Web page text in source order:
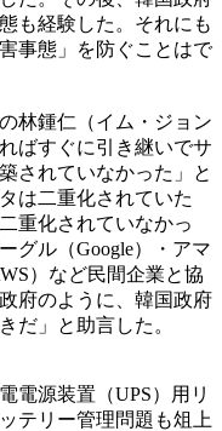
も経験した。それにも
事態」を防ぐことはで
林鍾仁（イム・ジョン
ばすぐに引き継いでサ
されていなかった」と
は二重化されていた
重化されていなかっ
グル（Google）・アマ
）など民間企業と協
府のように、韓国政府
だ」と助言した。
電源装置（UPS）用リ
テリー管理問題も俎上